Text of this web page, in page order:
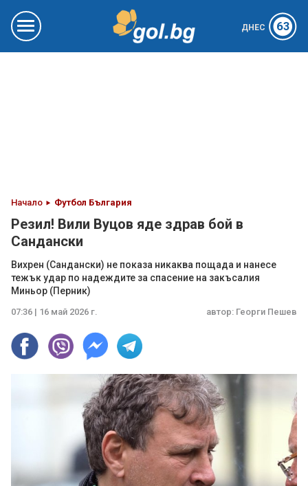
ДНЕС 63
Начало Футбол България
Резил! Вили Вуцов яде здрав бой в
Сандански
Вихрен (Сандански) не показа никаква пощада и нанесе
тежък удар по надеждите за спасение на закъсалия
Миньор (Перник)
07:36 | 16 май 2026 г. автор: Георги Пешев